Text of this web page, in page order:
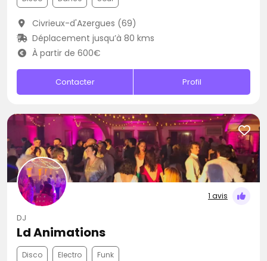
Civrieux-d'Azergues (69)
Déplacement jusqu’à 80 kms
À partir de 600€
Contacter Profil
1 avis
DJ
Ld Animations
Disco Electro Funk